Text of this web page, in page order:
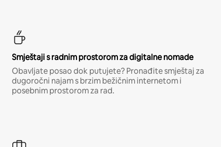
Smještaji s radnim prostorom za digitalne nomade
Obavljate posao dok putujete? Pronađite smještaj za
dugoročni najam s brzim bežičnim internetom i
posebnim prostorom za rad.